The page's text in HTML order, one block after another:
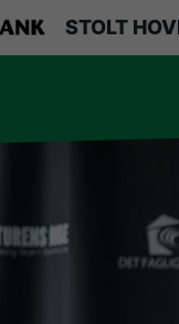
STOLT
Billetsalg / sæsonkort